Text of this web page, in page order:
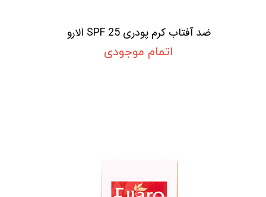
ضد آفتاب کرم پودری SPF 25 الارو
اتمام موجودی